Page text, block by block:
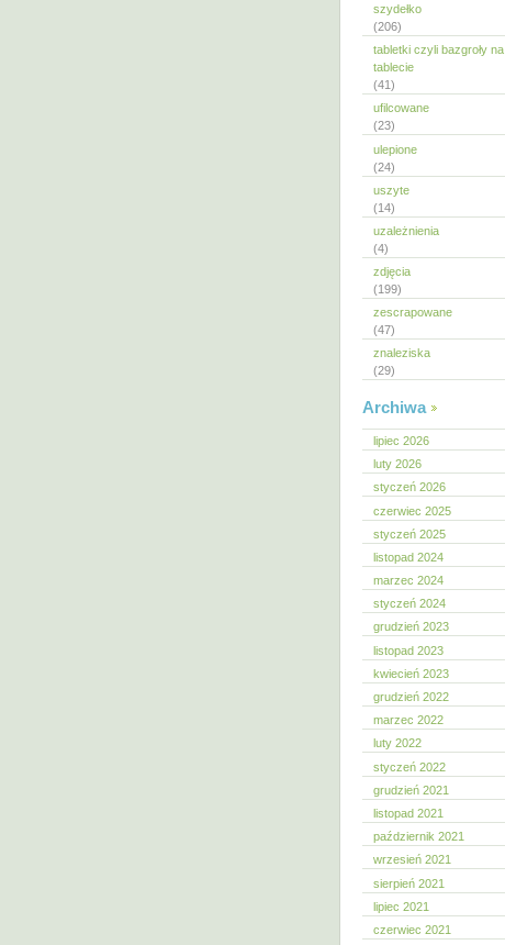
szydełko
(206)
tabletki czyli bazgroły na
tablecie
(41)
ufilcowane
(23)
ulepione
(24)
uszyte
(14)
uzależnienia
(4)
zdjęcia
(199)
zescrapowane
(47)
znaleziska
(29)
Archiwa
lipiec 2026
luty 2026
styczeń 2026
czerwiec 2025
styczeń 2025
listopad 2024
marzec 2024
styczeń 2024
grudzień 2023
listopad 2023
kwiecień 2023
grudzień 2022
marzec 2022
luty 2022
styczeń 2022
grudzień 2021
listopad 2021
październik 2021
wrzesień 2021
sierpień 2021
lipiec 2021
czerwiec 2021